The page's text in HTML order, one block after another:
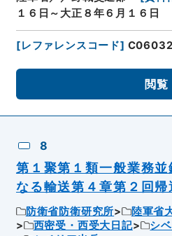
１６日～大正８年６月１６日
[レファレンスコード]
閲覧
8
第１聚第１類一般業務
なる輸送第４章第２回帰
防衛省防衛研究所
陸軍省
西密受・西受大日記
シ